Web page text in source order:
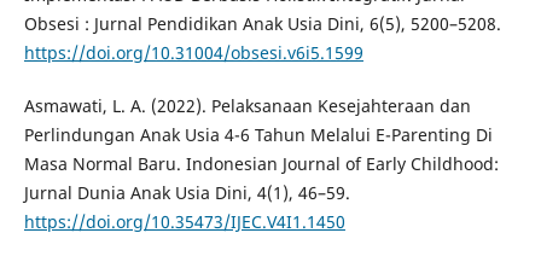
Obsesi : Jurnal Pendidikan Anak Usia Dini, 6(5), 5200–5208.
https://doi.org/10.31004/obsesi.v6i5.1599
Asmawati, L. A. (2022). Pelaksanaan Kesejahteraan dan
Perlindungan Anak Usia 4-6 Tahun Melalui E-Parenting Di
Masa Normal Baru. Indonesian Journal of Early Childhood:
Jurnal Dunia Anak Usia Dini, 4(1), 46–59.
https://doi.org/10.35473/IJEC.V4I1.1450